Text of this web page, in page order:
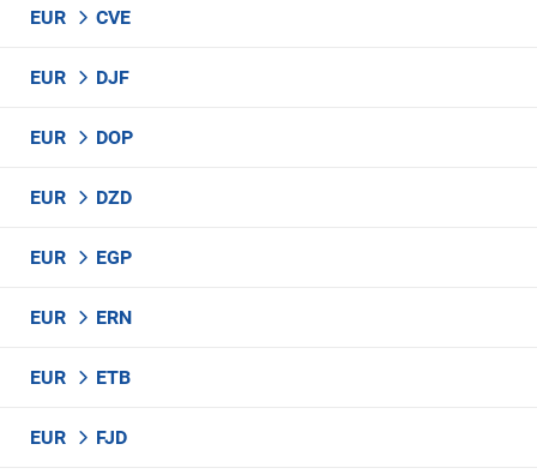
EUR CVE
EUR DJF
EUR DOP
EUR DZD
EUR EGP
EUR ERN
EUR ETB
EUR FJD